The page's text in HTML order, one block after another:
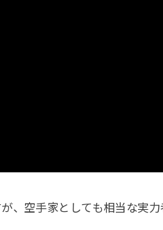
、空手家としても相当な実力